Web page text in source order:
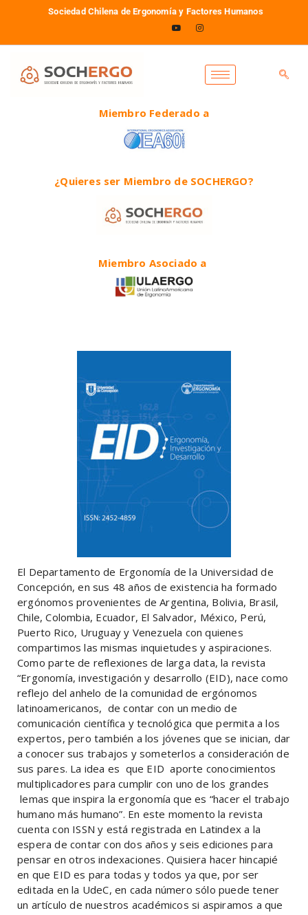
Sociedad Chilena de Ergonomía y Factores Humanos
Miembro Federado a
¿Quieres ser Miembro de SOCHERGO?
Miembro Asociado a
El Departamento de Ergonomía de la Universidad de
Concepción, en sus 48 años de existencia ha formado
ergónomos provenientes de Argentina, Bolivia, Brasil,
Chile, Colombia, Ecuador, El Salvador, México, Perú,
Puerto Rico, Uruguay y Venezuela con quienes
compartimos las mismas inquietudes y aspiraciones.
Como parte de reflexiones de larga data, la revista
“Ergonomía, investigación y desarrollo (EID), nace como
reflejo del anhelo de la comunidad de ergónomos
latinoamericanos, de contar con un medio de
comunicación científica y tecnológica que permita a los
expertos, pero también a los jóvenes que se inician, dar
a conocer sus trabajos y someterlos a consideración de
sus pares. La idea es que EID aporte conocimientos
multiplicadores para cumplir con uno de los grandes
lemas que inspira la ergonomía que es “hacer el trabajo
humano más humano”. En este momento la revista
cuenta con ISSN y está registrada en Latindex a la
espera de contar con dos años y seis ediciones para
pensar en otros indexaciones. Quisiera hacer hincapié
en que EID es para todas y todos ya que, por ser
editada en la UdeC, en cada número sólo puede tener
un artículo de nuestros académicos si aspiramos a que